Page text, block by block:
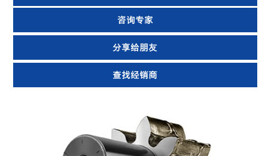
咨询专家
分享给朋友
查找经销商